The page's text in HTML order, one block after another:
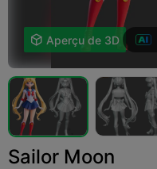
 Aperçu de 3D
Sailor Moon